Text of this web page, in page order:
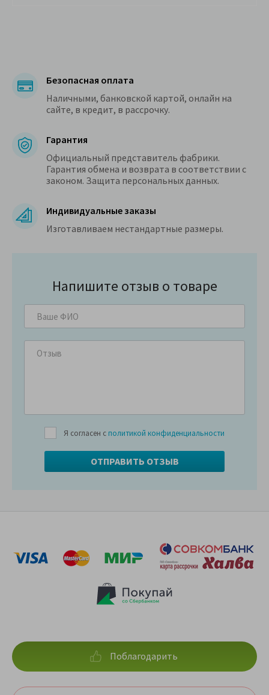
Безопасная оплата
Наличными, банковской картой, онлайн на
сайте, в кредит, в рассрочку.
Гарантия
Официальный представитель фабрики.
Гарантия обмена и возврата в соответствии с
законом. Защита персональных данных.
Индивидуальные заказы
Изготавливаем нестандартные размеры.
Напишите отзыв о товаре
Я согласен с политикой конфиденциальности
Поблагодарить